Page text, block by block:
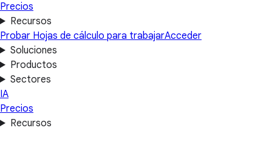
Precios
Recursos
Probar Hojas de cálculo para trabajarAcceder
Soluciones
Productos
Sectores
IA
Precios
Recursos